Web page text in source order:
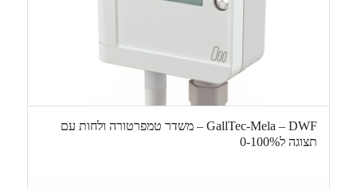
GallTec-Mela – DWF – משדר טמפרטורה ולחות עם
תצוגה ל0-100%